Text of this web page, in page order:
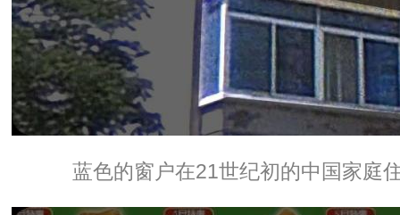
蓝色的窗户在21世纪初的中国家庭